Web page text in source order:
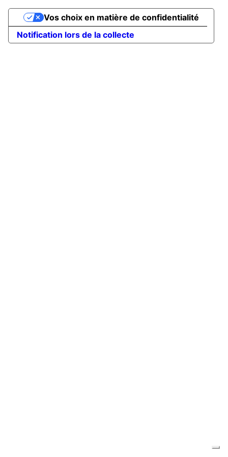
Notification lors de la collecte
Vos choix en matière de confidentialité